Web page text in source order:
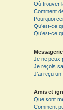
Où trouver
Comment
Pourquoi
Qu’est-ce
Qu’est-ce
Je ne peux
Je reçois
J’ai reçu
Amis et
Que sont
Comment